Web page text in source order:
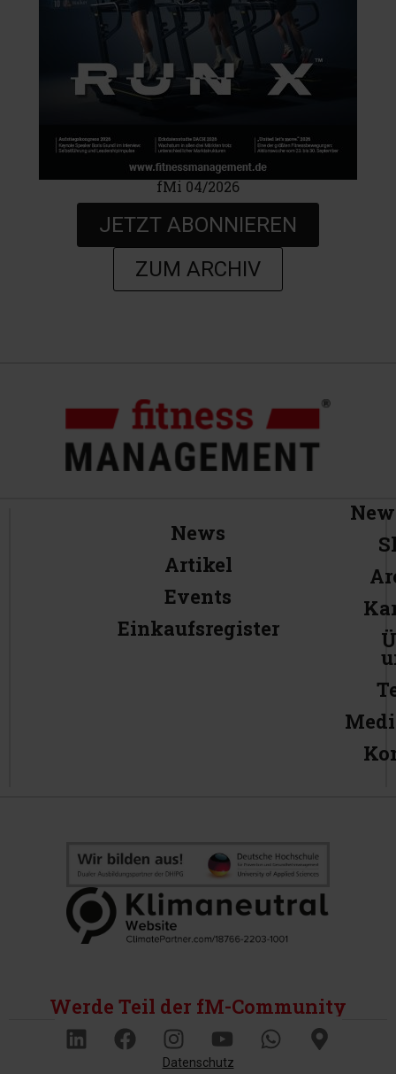
fMi 04/2026
JETZT ABONNIEREN
ZUM ARCHIV
News
Artikel
Events
Einkaufsregister
Werde Teil der fM-Community
Datenschutz